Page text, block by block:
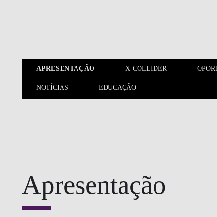
APRESENTAÇÃO X-COLLIDER
NOTÍCIAS
EDUCAÇÃO
APRESENTAÇÃO
X-COLLIDER
Apresentação